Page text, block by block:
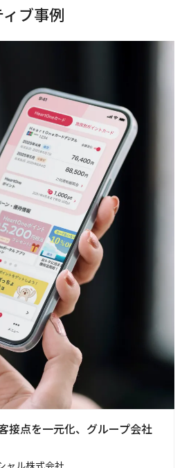
クラウドネイティブ
援 プロトタイピング・仮説検証
トエンド開発
新規事業プロジェクト実行支援
組織開発・人材育成
カー/製造/建設 金融/不動産
ス 公共/行政
ブ事例
接点を一元化、グループ会社
ャル株式会社